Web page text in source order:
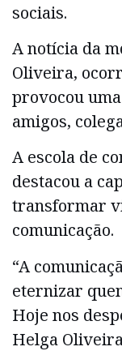
sociais.
A notícia da
Oliveira,
provocou
amigos,
A escola de
destacou a
transformar
comunicação.
“A
eternizar
Hoje nos
Helga